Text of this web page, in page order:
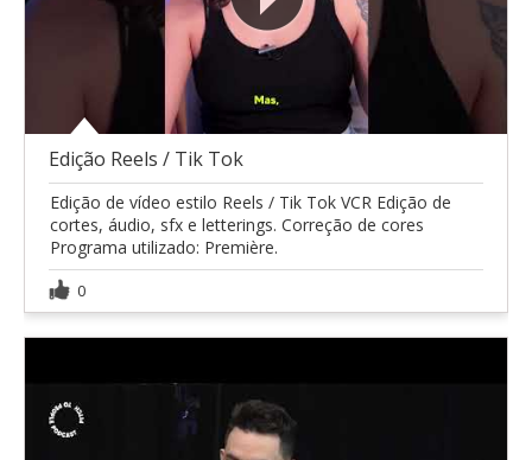
Edição Reels / Tik Tok
Edição de vídeo estilo Reels / Tik Tok VCR Edição de
cortes, áudio, sfx e letterings. Correção de cores
Programa utilizado: Première.
0